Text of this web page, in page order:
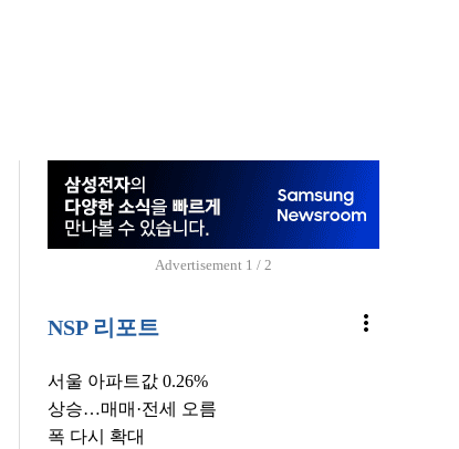
Advertisement 1 / 2
NSP 리포트 more_vert
서울 아파트값 0.26%
상승…매매·전세 오름
폭 다시 확대